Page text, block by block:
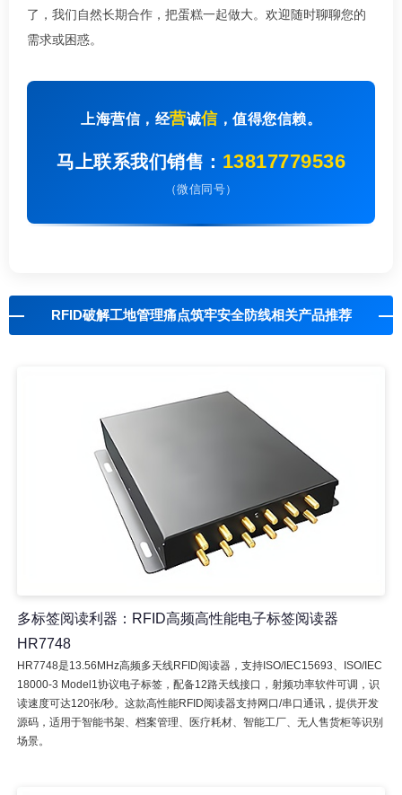
了，我们自然长期合作，把蛋糕一起做大。欢迎随时聊聊您的
需求或困惑。
上海营信，经营诚信，值得您信赖。
马上联系我们销售： 13817779536
（微信同号）
RFID破解工地管理痛点筑牢安全防线相关产品推荐
多标签阅读利器：RFID高频高性能电子标签阅读器
HR7748
HR7748是13.56MHz高频多天线RFID阅读器，支持ISO/IEC15693、ISO/IEC
18000-3 Model1协议电子标签，配备12路天线接口，射频功率软件可调，识
读速度可达120张/秒。这款高性能RFID阅读器支持网口/串口通讯，提供开发
源码，适用于智能书架、档案管理、医疗耗材、智能工厂、无人售货柜等识别
场景。